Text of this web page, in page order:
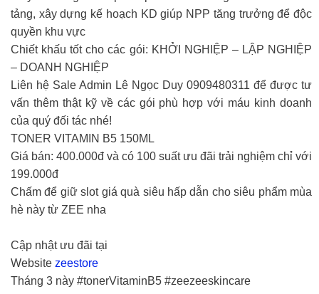
tảng, xây dựng kế hoạch KD giúp NPP tăng trưởng để độc
quyền khu vực
Chiết khấu tốt cho các gói: KHỞI NGHIỆP – LẬP NGHIỆP
– DOANH NGHIỆP
Liên hệ Sale Admin Lê Ngọc Duy 0909480311 để được tư
vấn thêm thật kỹ về các gói phù hợp với máu kinh doanh
của quý đối tác nhé!
TONER VITAMIN B5 150ML
Giá bán: 400.000đ và có 100 suất ưu đãi trải nghiệm chỉ với
199.000đ
Chấm để giữ slot giá quà siêu hấp dẫn cho siêu phẩm mùa
hè này từ ZEE nha
Cập nhật ưu đãi tại
Website zeestore
Tháng 3 này #tonerVitaminB5 #zeezeeskincare